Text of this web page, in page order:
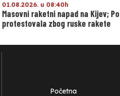
01.08.2026. u 08:40h
Masovni raketni napad na Kijev;
protestovala zbog ruske rakete
Početna